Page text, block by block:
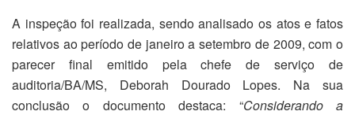
A inspeção foi realizada, sendo analisado os atos e fatos
relativos ao período de janeiro a setembro de 2009, com o
parecer final emitido pela chefe de serviço de
auditoria/BA/MS, Deborah Dourado Lopes. Na sua
conclusão o documento destaca: “Considerando a